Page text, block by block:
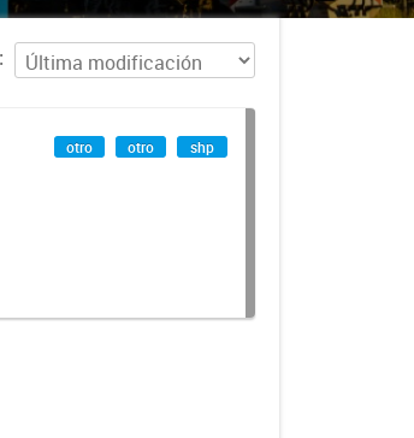
otro otro shp